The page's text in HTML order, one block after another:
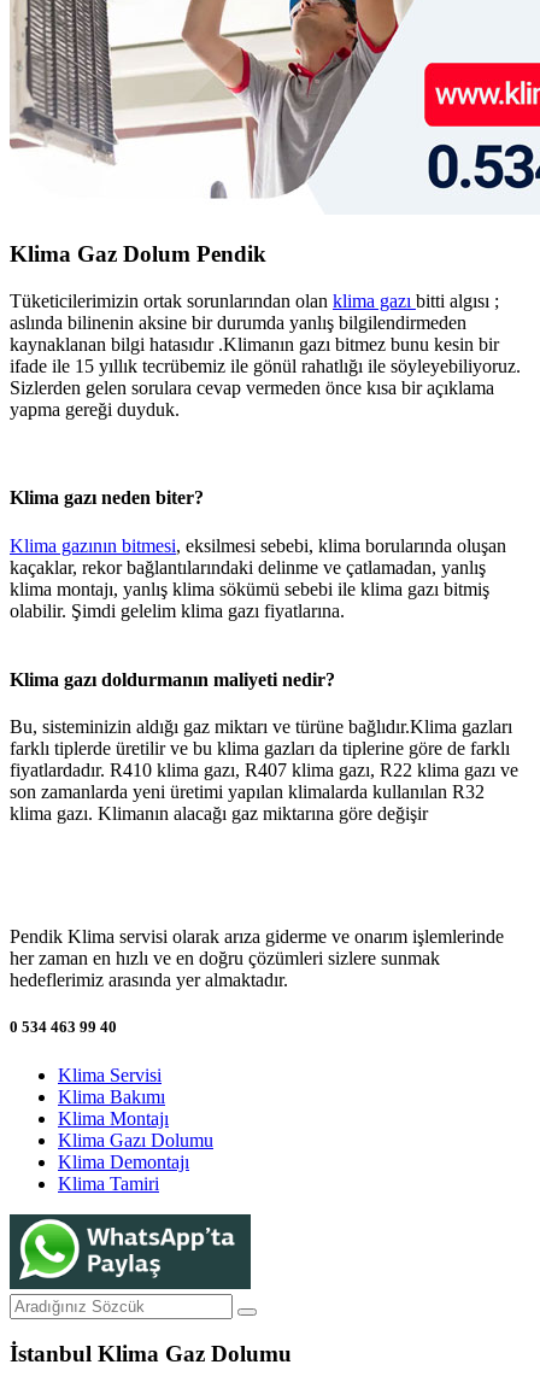
Klima Gaz Dolum Pendik
Tüketicilerimizin ortak sorunlarından olan klima gazı bitti algısı ;
aslında bilinenin aksine bir durumda yanlış bilgilendirmeden
kaynaklanan bilgi hatasıdır .Klimanın gazı bitmez bunu kesin bir
ifade ile 15 yıllık tecrübemiz ile gönül rahatlığı ile söyleyebiliyoruz.
Sizlerden gelen sorulara cevap vermeden önce kısa bir açıklama
yapma gereği duyduk.
Klima gazı neden biter?
Klima gazının bitmesi, eksilmesi sebebi, klima borularında oluşan
kaçaklar, rekor bağlantılarındaki delinme ve çatlamadan, yanlış
klima montajı, yanlış klima sökümü sebebi ile klima gazı bitmiş
olabilir. Şimdi gelelim klima gazı fiyatlarına.
Klima gazı doldurmanın maliyeti nedir?
Bu, sisteminizin aldığı gaz miktarı ve türüne bağlıdır.Klima gazları
farklı tiplerde üretilir ve bu klima gazları da tiplerine göre de farklı
fiyatlardadır. R410 klima gazı, R407 klima gazı, R22 klima gazı ve
son zamanlarda yeni üretimi yapılan klimalarda kullanılan R32
klima gazı. Klimanın alacağı gaz miktarına göre değişir
Pendik Klima servisi olarak arıza giderme ve onarım işlemlerinde
her zaman en hızlı ve en doğru çözümleri sizlere sunmak
hedeflerimiz arasında yer almaktadır.
0 534 463 99 40
Klima Servisi
Klima Bakımı
Klima Montajı
Klima Gazı Dolumu
Klima Demontajı
Klima Tamiri
İstanbul Klima Gaz Dolumu